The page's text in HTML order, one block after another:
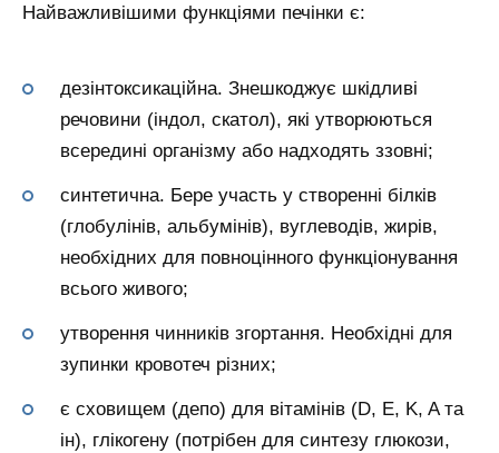
Найважливішими функціями печінки є:
дезінтоксикаційна. Знешкоджує шкідливі
речовини (індол, скатол), які утворюються
всередині організму або надходять ззовні;
синтетична. Бере участь у створенні білків
(глобулінів, альбумінів), вуглеводів, жирів,
необхідних для повноцінного функціонування
всього живого;
утворення чинників згортання. Необхідні для
зупинки кровотеч різних;
є сховищем (депо) для вітамінів (D, E, K, A та
ін), глікогену (потрібен для синтезу глюкози,